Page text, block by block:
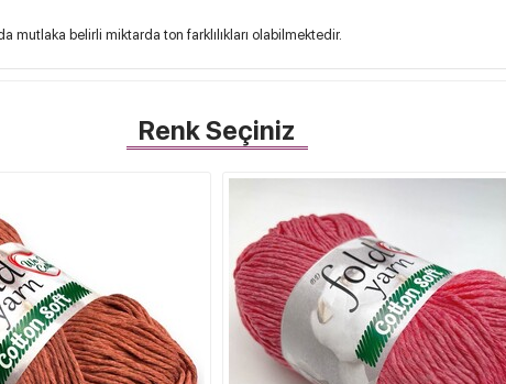
belirli miktarda ton farklılıkları olabilmektedir.
Renk Seçiniz